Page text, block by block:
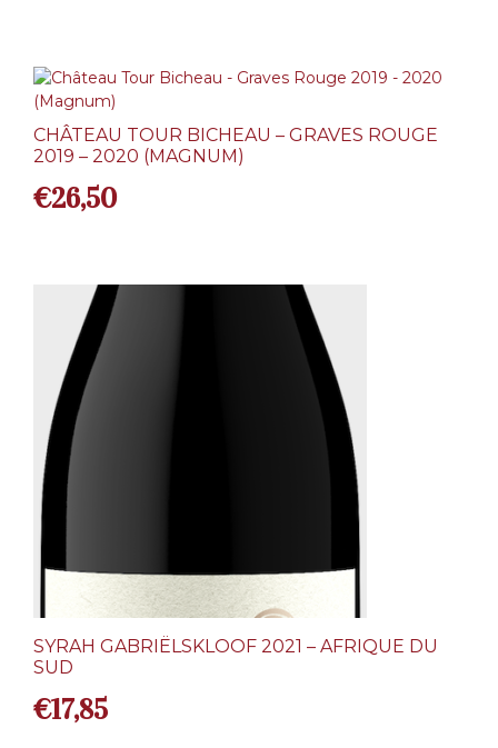
CHÂTEAU TOUR BICHEAU – GRAVES ROUGE
2019 – 2020 (MAGNUM)
€26,50
SYRAH GABRIËLSKLOOF 2021 – AFRIQUE DU
SUD
€17,85